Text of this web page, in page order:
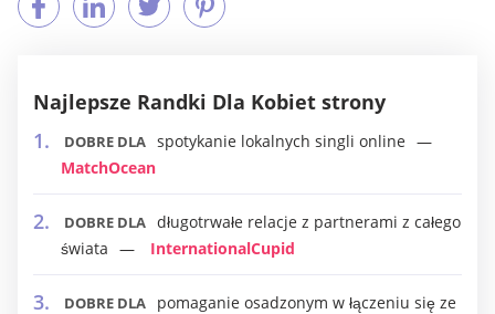
Najlepsze Randki Dla Kobiet strony
DOBRE DLA spotykanie lokalnych singli online
MatchOcean
DOBRE DLA długotrwałe relacje z partnerami z całego
świata
InternationalCupid
DOBRE DLA
pomaganie osadzonym w łączeniu się ze